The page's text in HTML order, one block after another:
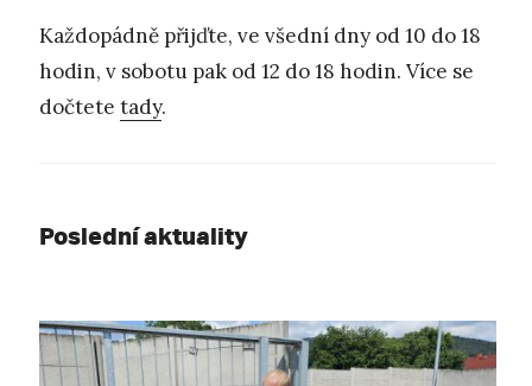
Každopádně přijďte, ve všední dny od 10 do 18
hodin, v sobotu pak od 12 do 18 hodin. Více se
dočtete tady.
Poslední aktuality